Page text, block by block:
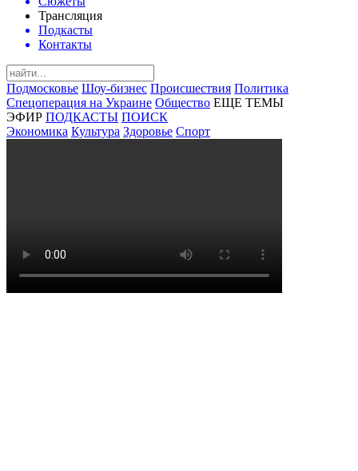
Трансляция
Подкасты
Контакты
Подмосковье Шоу-бизнес Происшествия Политика
Спецоперация на Украине Общество ЕЩЕ ТЕМЫ
ЭФИР ПОДКАСТЫ ПОИСК
Экономика Культура Здоровье Спорт